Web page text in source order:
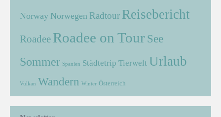
Norway Norwegen Radtour Reisebericht
Roadee Roadee on Tour See
Sommer Spanien Städtetrip Tierwelt Urlaub
Vulkan Wandern Winter Österreich